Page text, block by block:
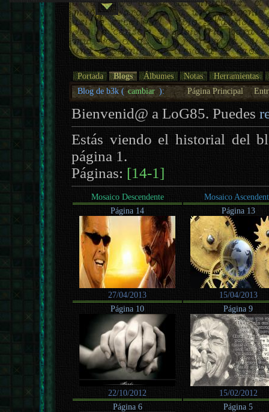
Portada Blogs Álbumes Notas
Herramientas
Blog de b3k ( cambiar ): Página Principal
Bienvenid@ a LoG85. Puedes
Estás viendo el historial del
página 1.
Páginas: [14-1]
Mosaico Descendente
Mosaico
Página 14
27/04/2013
Página 13
15/04/2013
Página 10
22/10/2012
Página 9
15/02/2012
Página 6
Página 5